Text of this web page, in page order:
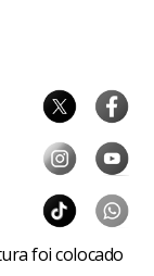
foi colocado